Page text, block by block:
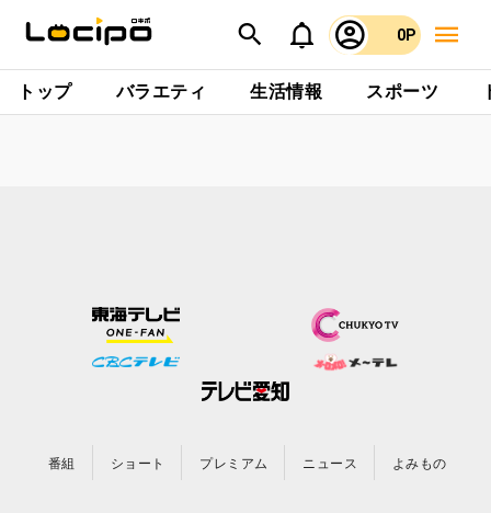
0P
トップ バラエティ 生活情報 スポーツ
番組 ショート プレミアム ニュース よみもの